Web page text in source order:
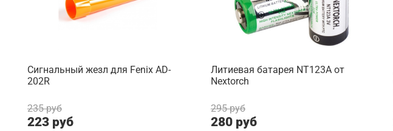
Сигнальный жезл для Fenix AD-
202R
235 руб
223 руб
Литиевая батарея NT123A от
Nextorch
295 руб
280 руб